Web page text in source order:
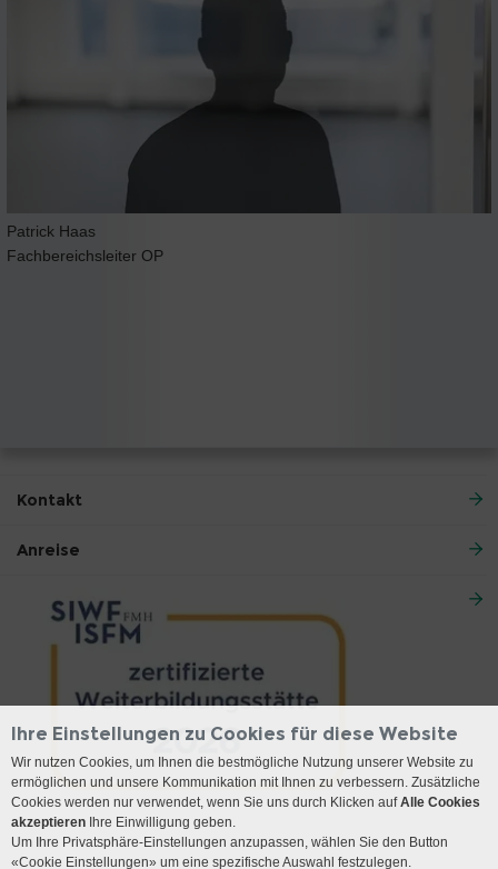
Patrick Haas
Fachbereichsleiter OP
Kontakt
Anreise
Ihre Einstellungen zu Cookies für diese Website
Wir nutzen Cookies, um Ihnen die bestmögliche Nutzung unserer Website zu
ermöglichen und unsere Kommunikation mit Ihnen zu verbessern. Zusätzliche
Cookies werden nur verwendet, wenn Sie uns durch Klicken aufAlle Cookies
akzeptieren Ihre Einwilligung geben.
Um Ihre Privatsphäre-Einstellungen anzupassen, wählen Sie den Button
«Cookie Einstellungen» um eine spezifische Auswahl festzulegen.